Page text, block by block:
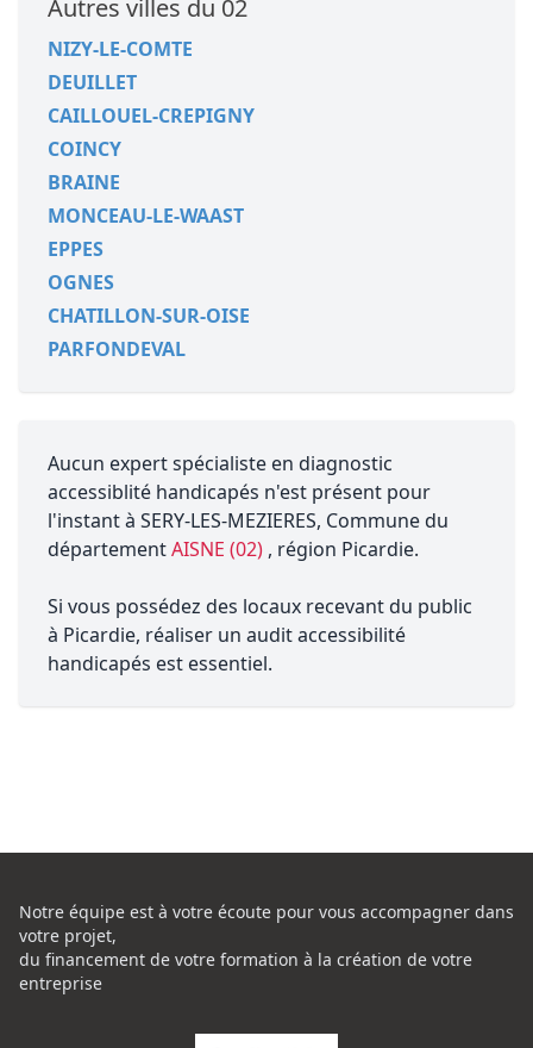
Autres villes du 02
NIZY-LE-COMTE
DEUILLET
CAILLOUEL-CREPIGNY
COINCY
BRAINE
MONCEAU-LE-WAAST
EPPES
OGNES
CHATILLON-SUR-OISE
PARFONDEVAL
Aucun expert spécialiste en diagnostic
accessiblité handicapés n'est présent pour
l'instant à SERY-LES-MEZIERES, Commune du
départementAISNE (02) , région Picardie.
Si vous possédez des locaux recevant du public
à Picardie, réaliser un audit accessibilité
handicapés est essentiel.
Notre équipe est à votre écoute pour vous accompagner dans
votre projet,
du financement de votre formation à la création de votre
entreprise